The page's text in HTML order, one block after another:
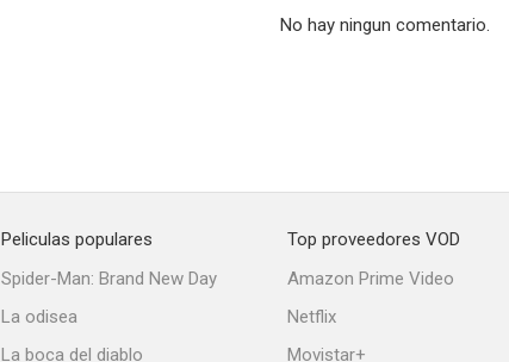
No hay ningun comentario.
Peliculas populares
Spider-Man: Brand New Day
La odisea
La boca del diablo
Top proveedores VOD
Amazon Prime Video
Netflix
Movistar+